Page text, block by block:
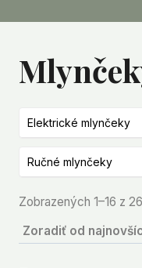
Elektrické mlynčeky
Ručné mlynčeky
Zobrazených 1–16 z